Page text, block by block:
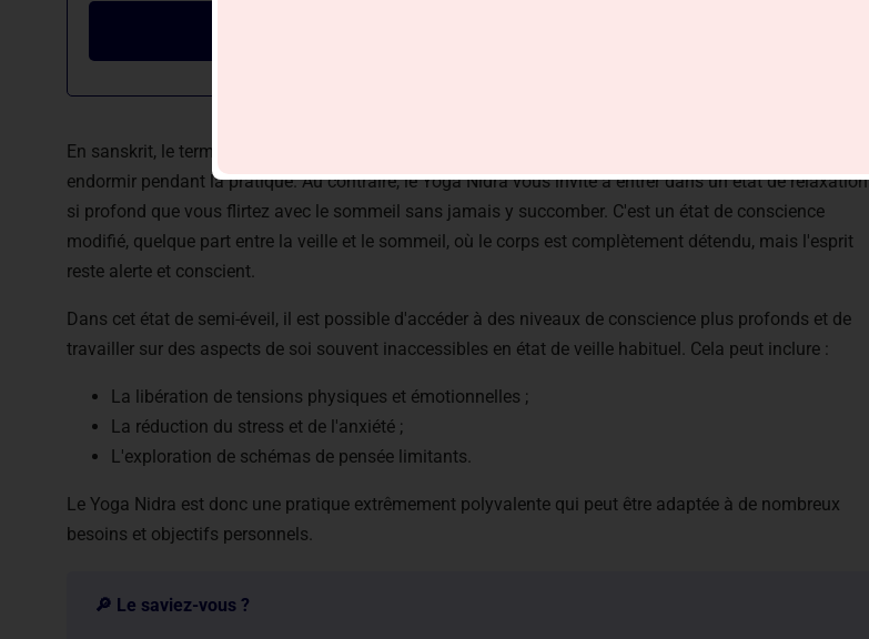
En sanskrit, le terme "Nidra" signifie "sommeil", mais ne vous y trompez pas : le but n'est pas de vous
endormir pendant la pratique. Au contraire, le Yoga Nidra vous invite à entrer dans un état de relaxation
si profond que vous flirtez avec le sommeil sans jamais y succomber. C'est un état de conscience
modifié, quelque part entre la veille et le sommeil, où le corps est complètement détendu, mais l'esprit
reste alerte et conscient.
Dans cet état de semi-éveil, il est possible d'accéder à des niveaux de conscience plus profonds et de
travailler sur des aspects de soi souvent inaccessibles en état de veille habituel. Cela peut inclure :
La libération de tensions physiques et émotionnelles ;
La réduction du stress et de l'anxiété ;
L'exploration de schémas de pensée limitants.
Le Yoga Nidra est donc une pratique extrêmement polyvalente qui peut être adaptée à de nombreux
besoins et objectifs personnels.
🔎 Le saviez-vous ?